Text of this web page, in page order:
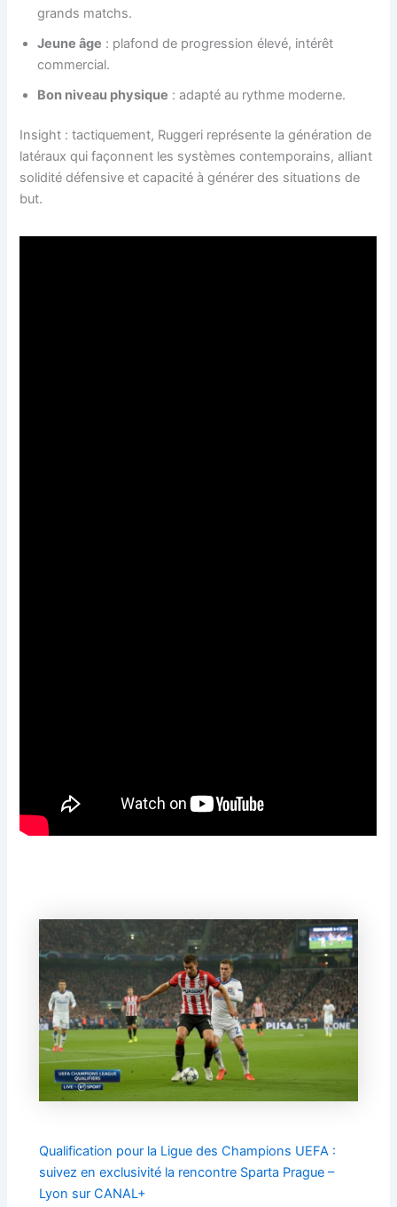
grands matchs.
Jeune âge : plafond de progression élevé, intérêt
commercial.
Bon niveau physique : adapté au rythme moderne.
Insight : tactiquement, Ruggeri représente la génération de
latéraux qui façonnent les systèmes contemporains, alliant
solidité défensive et capacité à générer des situations de
but.
Qualification pour la Ligue des Champions UEFA :
suivez en exclusivité la rencontre Sparta Prague –
Lyon sur CANAL+